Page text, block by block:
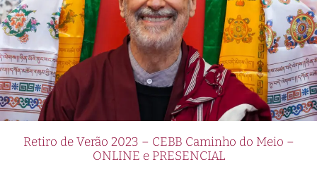
Retiro de Verão 2023 – CEBB Caminho do Meio –
ONLINE e PRESENCIAL